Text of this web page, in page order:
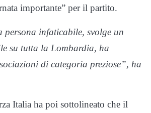
importante” per il partito.
persona infaticabile, svolge un
su tutta la Lombardia, ha
di categoria preziose”, ha
Italia ha poi sottolineato che il